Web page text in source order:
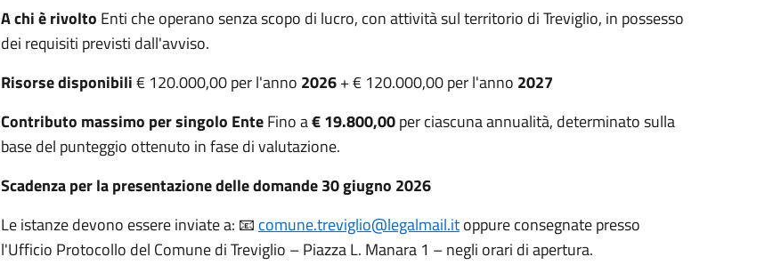
A chi è rivolto Enti che operano senza scopo di lucro, con attività sul territorio di Treviglio, in possesso
dei requisiti previsti dall'avviso.
Risorse disponibili€ 120.000,00 per l'anno 2026+ € 120.000,00 per l'anno 2027
Contributo massimo per singolo EnteFino a€ 19.800,00per ciascuna annualità, determinato sulla
base del punteggio ottenuto in fase di valutazione.
Scadenza per la presentazione delle domande30 giugno 2026
Le istanze devono essere inviate a: 📧 comune.treviglio@legalmail.itoppure consegnate presso
l'Ufficio Protocollo del Comune di Treviglio – Piazza L. Manara 1 – negli orari di apertura.